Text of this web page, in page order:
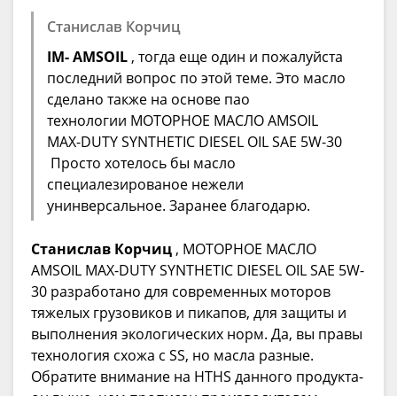
Станислав Корчиц
IM- AMSOIL , тогда еще один и пожалуйста
последний вопрос по этой теме. Это масло
сделано также на основе пао
технологии МОТОРНОЕ МАСЛО AMSOIL
MAX-DUTY SYNTHETIC DIESEL OIL SAE 5W-30
Просто хотелось бы масло
специалезированое нежели
унинверсальное. Заранее благодарю.
Станислав Корчиц , МОТОРНОЕ МАСЛО
AMSOIL MAX-DUTY SYNTHETIC DIESEL OIL SAE 5W-
30 разработано для современных моторов
тяжелых грузовиков и пикапов, для защиты и
выполнения экологических норм. Да, вы правы
технология схожа с SS, но масла разные.
Обратите внимание на HTHS данного продукта-